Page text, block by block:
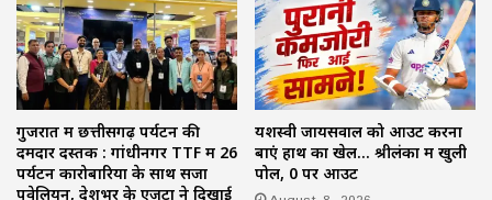
गुजरात में छत्तीसगढ़ पर्यटन की
दमदार दस्तक : गांधीनगर TTF में 26
पर्यटन कारोबारियों के साथ सजा
पवेलियन, देशभर के एजेंटों ने दिखाई
यशस्वी जायसवाल को आउट करना
बाएं हाथ का खेल… श्रीलंका में खुली
पोल, 0 पर आउट